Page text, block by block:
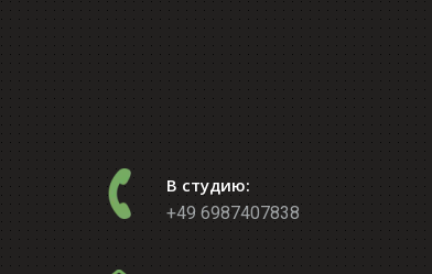
В студию:
+49 6987407838